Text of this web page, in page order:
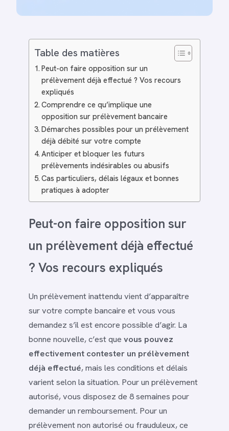
Table des matières
Peut-on faire opposition sur un
prélèvement déjà effectué ? Vos recours
expliqués
Comprendre ce qu’implique une
opposition sur prélèvement bancaire
Démarches possibles pour un prélèvement
déjà débité sur votre compte
Anticiper et bloquer les futurs
prélèvements indésirables ou abusifs
Cas particuliers, délais légaux et bonnes
pratiques à adopter
Peut-on faire opposition sur
un prélèvement déjà effectué
? Vos recours expliqués
Un prélèvement inattendu vient d’apparaître
sur votre compte bancaire et vous vous
demandez s’il est encore possible d’agir. La
bonne nouvelle, c’est que vous pouvez
effectivement contester un prélèvement
déjà effectué, mais les conditions et délais
varient selon la situation. Pour un prélèvement
autorisé, vous disposez de 8 semaines pour
demander un remboursement. Pour un
prélèvement non autorisé ou frauduleux, ce